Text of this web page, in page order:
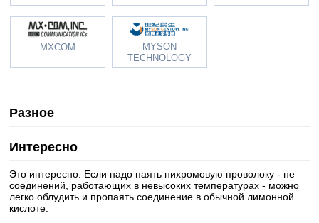
MXCOM
MYSON
TECHNOLOGY
Разное
Интересно
Это интересно. Если надо паять нихромовую проволоку - не
соединений, работающих в невысоких температурах - можно
легко облудить и пропаять соединение в обычной лимонной
кислоте.